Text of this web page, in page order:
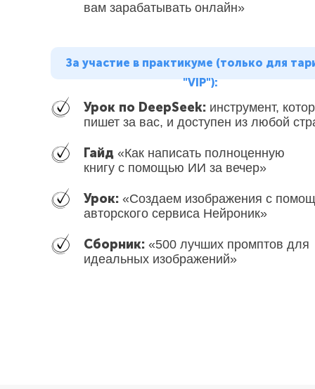
вам зарабатывать онлайн»
За участие в практикуме (только для
"VIP"):
Урок по DeepSeek: инструмент,
пишет за вас, и доступен из любой
Гайд «Как написать полноценную
книгу с помощью ИИ за вечер»
Урок: «Создаем изображения с
авторского сервиса Нейроник»
Сборник: «500 лучших промптов для
идеальных изображений»